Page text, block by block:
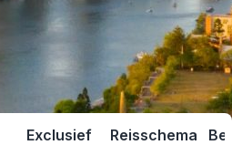
Exclusief Reisschema